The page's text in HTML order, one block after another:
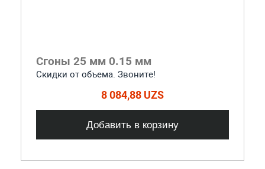
Сгоны 25 мм 0.15 мм
Скидки от объема. Звоните!
8 084,88 UZS
Добавить в корзину